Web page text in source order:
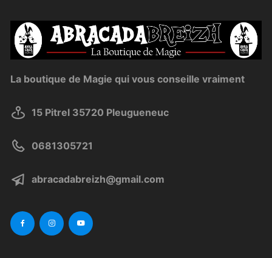
La boutique de Magie qui vous conseille vraiment
15 Pitrel 35720 Pleugueneuc
0681305721
abracadabreizh@gmail.com